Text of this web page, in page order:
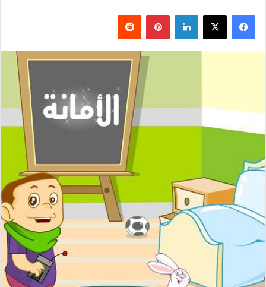
فيسبوك ‫X لينكدإن بينتيريست